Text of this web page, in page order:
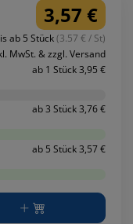
3,57 €
ab 5 Stück(3.57 € / St)
MwSt. & zzgl. Versand
ab 1 Stück 3,95 €
ab 3 Stück 3,76 €
ab 5 Stück 3,57 €